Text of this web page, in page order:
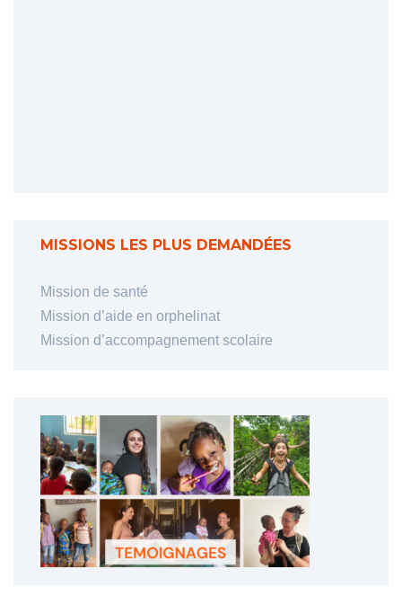
MISSIONS LES PLUS DEMANDÉES
Mission de santé
Mission d’aide en orphelinat
Mission d’accompagnement scolaire